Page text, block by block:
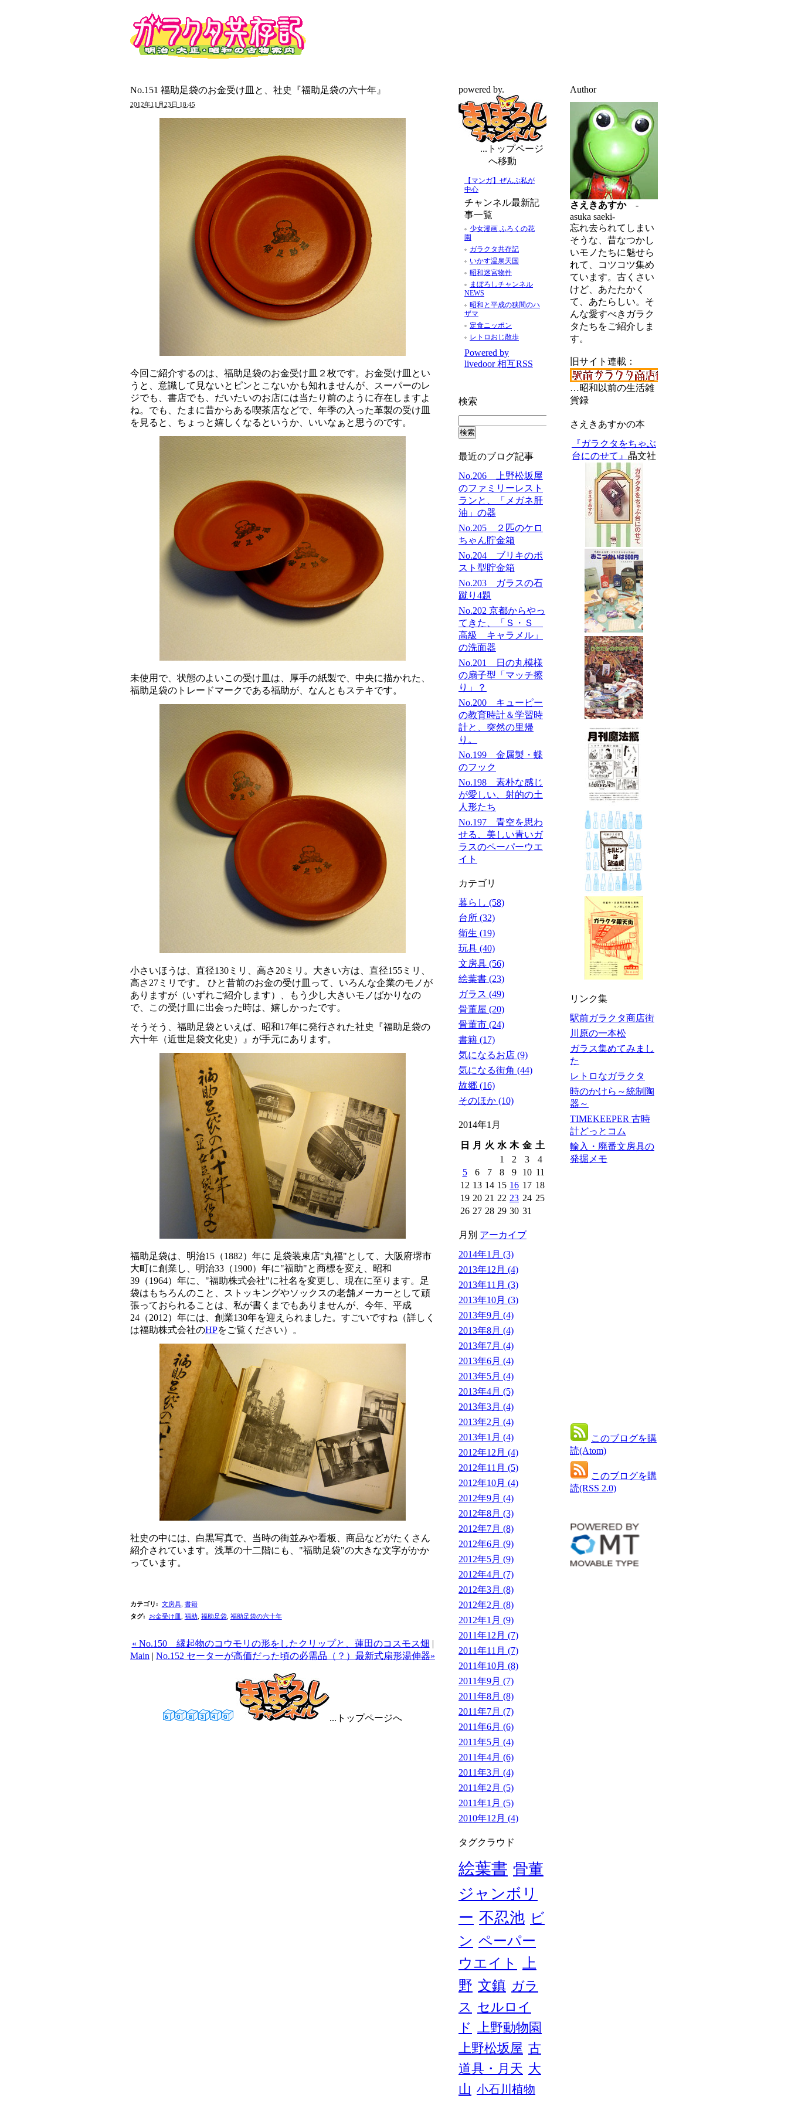
No.151 福助足袋のお金受け皿と、社史『福助足袋の六十年』
2012年11月23日 18:45
今回ご紹介するのは、福助足袋のお金受け皿２枚です。お金受け皿とい
うと、意識して見ないとピンとこないかも知れませんが、スーパーのレ
ジでも、書店でも、だいたいのお店には当たり前のように存在しますよ
ね。でも、たまに昔からある喫茶店などで、年季の入った革製の受け皿
を見ると、ちょっと嬉しくなるというか、いいなぁと思うのです。
未使用で、状態のよいこの受け皿は、厚手の紙製で、中央に描かれた、
福助足袋のトレードマークである福助が、なんともステキです。
小さいほうは、直径130ミリ、高さ20ミリ。大きい方は、直径155ミリ、
高さ27ミリです。 ひと昔前のお金の受け皿って、いろんな企業のモノが
ありますが（いずれご紹介します）、もう少し大きいモノばかりなの
で、この受け皿に出会った時は、嬉しかったです。
そうそう、福助足袋といえば、昭和17年に発行された社史『福助足袋の
六十年（近世足袋文化史）』が手元にあります。
福助足袋は、明治15（1882）年に 足袋装束店"丸福"として、大阪府堺市
大町に創業し、明治33（1900）年に"福助"と商標を変え、昭和
39（1964）年に、"福助株式会社"に社名を変更し、現在に至ります。足
袋はもちろんのこと、ストッキングやソックスの老舗メーカーとして頑
張っておられることは、私が書くまでもありませんが、今年、平成
24（2012）年には、創業130年を迎えられました。すごいですね（詳しく
は福助株式会社のHPをご覧ください）。
社史の中には、白黒写真で、当時の街並みや看板、商品などがたくさん
紹介されています。浅草の十二階にも、"福助足袋"の大きな文字がかか
っています。
カテゴリ : 文房具, 書籍
タグ: お金受け皿 福助 福助足袋, 福助足袋の六十年
« No.150 縁起物のコウモリの形をしたクリップと、蓮田のコスモス畑 |
Main | No.152 セーターが高価だった頃の必需品（？）最新式扇形湯伸器»
...トップページへ
Author
さえきあすか-
asuka saeki-
忘れ去られてしまい
そうな、昔なつかし
いモノたちに魅せら
れて、コツコツ集め
ています。古くさい
けど、あたたかく
て、あたらしい。そ
んな愛すべきガラク
タたちをご紹介しま
す。
旧サイト連載：
…昭和以前の生活雑
貨録
さえきあすかの本
『ガラクタをちゃぶ
台にのせて』 晶文社
リンク集
駅前ガラクタ商店街
川原の一本松
ガラス集めてみまし
た
レトロなガラクタ
時のかけら～統制陶
器～
TIMEKEEPER 古時
計どっとコム
輸入・廃番文房具の
発掘メモ
このブログを購
読(Atom)
このブログを購
読(RSS 2.0)
powered by.
...トップページ
へ移動
【マンガ】ぜんぶ私が
中心
チャンネル最新記
事一覧
少女漫画 ふろくの花
園
ガラクタ共存記
いかす温泉天国
昭和迷宮物件
まぼろしチャンネル
NEWS
昭和と平成の狭間のハ
ザマ
定食ニッポン
レトロおじ散歩
Powered by
livedoor 相互RSS
検索
最近のブログ記事
No.206 上野松坂屋
のファミリーレスト
ランと、「メガネ肝
油」の器
No.205 ２匹のケロ
ちゃん貯金箱
No.204 ブリキのポ
スト型貯金箱
No.203 ガラスの石
蹴り4題
No.202 京都からやっ
てきた、「Ｓ・Ｓ
高級 キャラメル」
の洗面器
No.201 日の丸模様
の扇子型「マッチ擦
り」？
No.200 キューピー
の教育時計＆学習時
計と、突然の里帰
り。
No.199 金属製・蝶
のフック
No.198 素朴な感じ
が愛しい、射的の土
人形たち
No.197 青空を思わ
せる、美しい青いガ
ラスのペーパーウエ
イト
カテゴリ
暮らし (58)
台所 (32)
衛生 (19)
玩具 (40)
文房具 (56)
絵葉書 (23)
ガラス (49)
骨董屋 (20)
骨董市 (24)
書籍 (17)
気になるお店 (9)
気になる街角 (44)
故郷 (16)
そのほか (10)
2014年1月
日 月 火 水 木 金 土
1
2 3
4
5
6 7 8 9 10 11
12 13 14 15 16 17 18
19 20 21 22 23 24 25
26 27 28 29 30 31
月別 アーカイブ
2014年1月 (3)
2013年12月 (4)
2013年11月 (3)
2013年10月 (3)
2013年9月 (4)
2013年8月 (4)
2013年7月 (4)
2013年6月 (4)
2013年5月 (4)
2013年4月 (5)
2013年3月 (4)
2013年2月 (4)
2013年1月 (4)
2012年12月 (4)
2012年11月 (5)
2012年10月 (4)
2012年9月 (4)
2012年8月 (3)
2012年7月 (8)
2012年6月 (9)
2012年5月 (9)
2012年4月 (7)
2012年3月 (8)
2012年2月 (8)
2012年1月 (9)
2011年12月 (7)
2011年11月 (7)
2011年10月 (8)
2011年9月 (7)
2011年8月 (8)
2011年7月 (7)
2011年6月 (6)
2011年5月 (4)
2011年4月 (6)
2011年3月 (4)
2011年2月 (5)
2011年1月 (5)
2010年12月 (4)
タグクラウド
絵葉書 骨董
ジャンボリ
ー 不忍池 ビ
ン ペーパー
ウエイト
上
野 文鎮 ガラ
ス セルロイ
ド 上野動物園
上野松坂屋 古
道具・月天 大
山 小石川植物